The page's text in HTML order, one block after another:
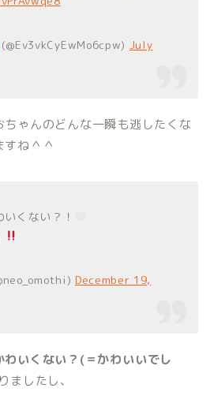
(@Ev3vkCyEwMo6cpw) July
ゃんのどんな一瞬も逃したくな
ね＾＾
くない？！
December 19,
わいくない？(＝かわいいでし
ましたし、